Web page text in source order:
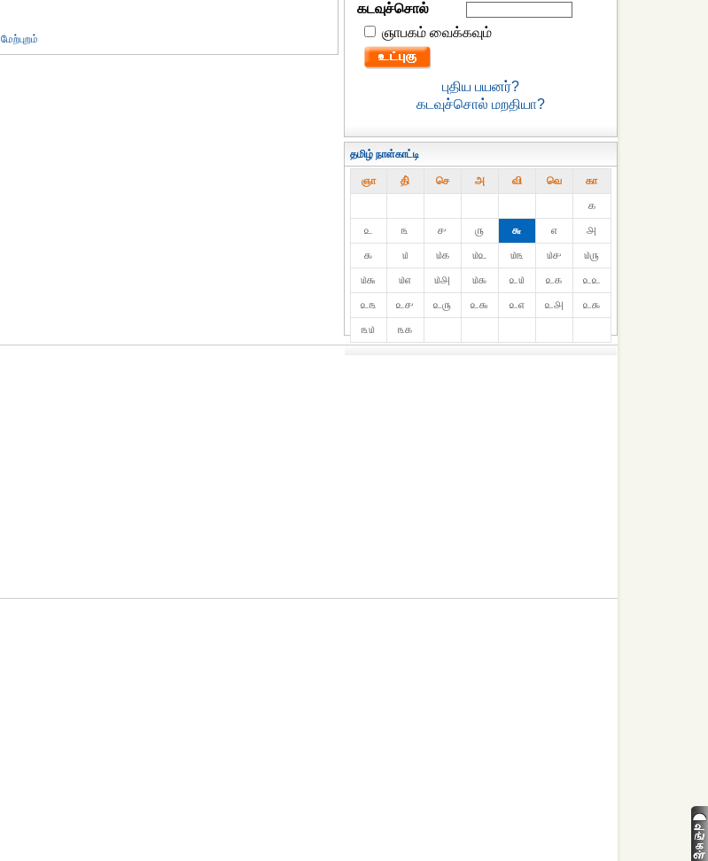
மேற்புறம்
கடவுச்சொல்
ஞாபகம் வைக்கவும்
புதிய பயனர்?
கடவுச்சொல் மறதியா?
தமிழ் நாள்காட்டி
ஞா தி் செ அ வி வெ
கா
௧
௨
௩ ௪ ௫ ௬ ௭
௮
௯
௰ ௰௧ ௰௨ ௰௩ ௰௪
௰௫
௰௬
௰௭ ௰௮ ௰௯ ௨௰ ௨௧
௨௨
௨௩
௨௪ ௨௫ ௨௬ ௨௭ ௨௮
௨௯
௩௰
௩௧